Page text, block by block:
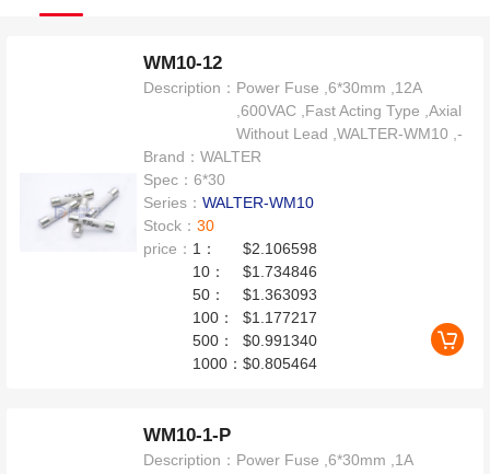
WM10-12
Description： Power Fuse ,6*30mm ,12A
,600VAC ,Fast Acting Type ,Axial
Without Lead ,WALTER-WM10 ,-
Brand：WALTER
Spec：6*30
Series：WALTER-WM10
Stock：30
price： 1：
$2.106598
10：
$1.734846
50：
$1.363093
100：
$1.177217
500：
$0.991340
1000：$0.805464
WM10-1-P
Description： Power Fuse ,6*30mm ,1A